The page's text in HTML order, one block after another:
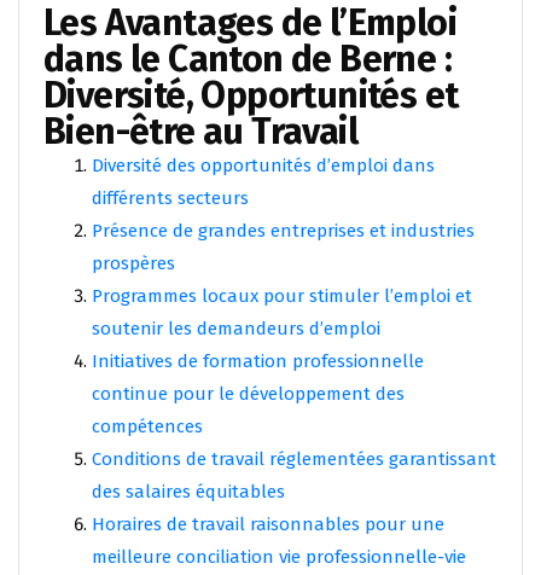
Les Avantages de l’Emploi
dans le Canton de Berne :
Diversité, Opportunités et
Bien-être au Travail
Diversité des opportunités d’emploi dans
différents secteurs
Présence de grandes entreprises et industries
prospères
Programmes locaux pour stimuler l’emploi et
soutenir les demandeurs d’emploi
Initiatives de formation professionnelle
continue pour le développement des
compétences
Conditions de travail réglementées garantissant
des salaires équitables
Horaires de travail raisonnables pour une
meilleure conciliation vie professionnelle-vie